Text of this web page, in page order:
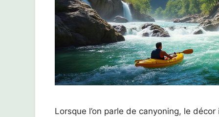
Lorsque l’on parle de canyoning, le